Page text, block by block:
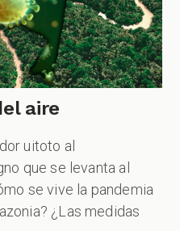
aire
uitoto al
que se levanta al
se vive la pandemia
¿Las medidas